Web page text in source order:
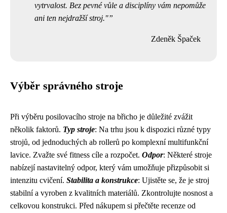
vytrvalost. Bez pevné vůle a disciplíny vám nepomůže
ani ten nejdražší stroj."
Zdeněk Špaček
Výběr správného stroje
Při výběru posilovacího stroje na břicho je důležité zvážit
několik faktorů. Typ stroje: Na trhu jsou k dispozici různé typy
strojů, od jednoduchých ab rollerů po komplexní multifunkční
lavice. Zvažte své fitness cíle a rozpočet. Odpor: Některé stroje
nabízejí nastavitelný odpor, který vám umožňuje přizpůsobit si
intenzitu cvičení. Stabilita a konstrukce: Ujistěte se, že je stroj
stabilní a vyroben z kvalitních materiálů. Zkontrolujte nosnost a
celkovou konstrukci. Před nákupem si přečtěte recenze od